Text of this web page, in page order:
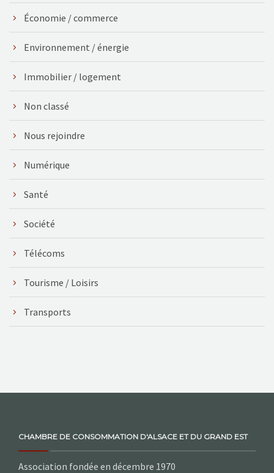
Économie / commerce
Environnement / énergie
Immobilier / logement
Non classé
Nous rejoindre
Numérique
Santé
Société
Télécoms
Tourisme / Loisirs
Transports
CHAMBRE DE CONSOMMATION D'ALSACE ET DU GRAND EST
Association fondée en décembre 1970